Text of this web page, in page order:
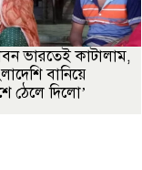
ভারতেই কাটালাম,
বানিয়ে
ঠেলে দিলো’